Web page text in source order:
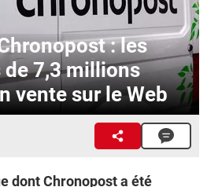
: les
de 7,3 millions
vente sur le Web
dont Chronopost a été